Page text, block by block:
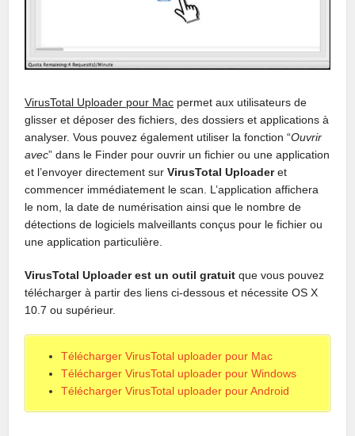
VirusTotal Uploader pour Mac permet aux utilisateurs de
glisser et déposer des fichiers, des dossiers et applications à
analyser. Vous pouvez également utiliser la fonction “Ouvrir
avec” dans le Finder pour ouvrir un fichier ou une application
et l’envoyer directement surVirusTotal Uploaderet
commencer immédiatement le scan. L’application affichera
le nom, la date de numérisation ainsi que le nombre de
détections de logiciels malveillants conçus pour le fichier ou
une application particulière.
VirusTotal Uploader est un outil gratuit que vous pouvez
télécharger à partir des liens ci-dessous et nécessite OS X
10.7 ou supérieur.
Télécharger VirusTotal uploader pour Mac
Télécharger VirusTotal uploader pour Windows
Télécharger VirusTotal uploader pour Android